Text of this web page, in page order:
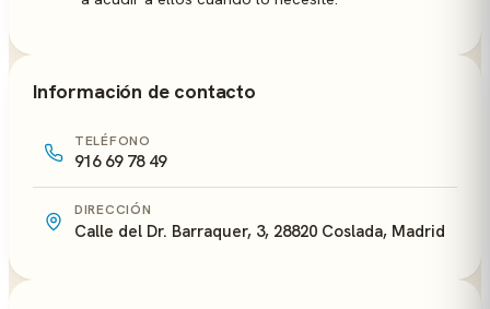
Información de contacto
TELÉFONO
916 69 78 49
DIRECCIÓN
Calle del Dr. Barraquer, 3, 28820 Coslada, Madrid